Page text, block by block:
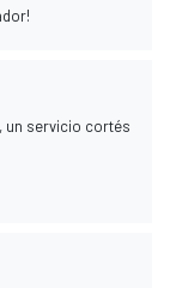
un servicio cortés